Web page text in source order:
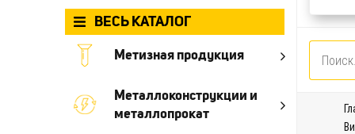
ВЕСЬ КАТАЛОГ
Метизная продукция
Металлоконструкции и
металлопрокат